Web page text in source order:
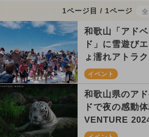
1ページ目 / 1ページ
和歌山「アド
ド」に雪遊び
ょ濡れアトラ
イベント
和歌山県のア
ドで夜の感動
VENTURE